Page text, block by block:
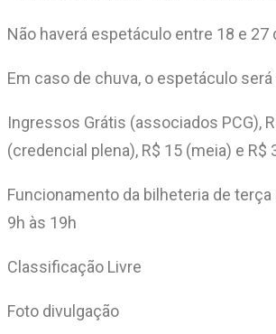
Não haverá espetáculo entre 18 e 27
Em caso de chuva, o espetáculo será
Ingressos Grátis (associados PCG),
(credencial plena), R$ 15 (meia) e R$
Funcionamento da bilheteria de terça
9h às 19h
Classificação Livre
Foto divulgação